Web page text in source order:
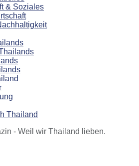
& Soziales
Thailand
- Weil wir Thailand lieben.